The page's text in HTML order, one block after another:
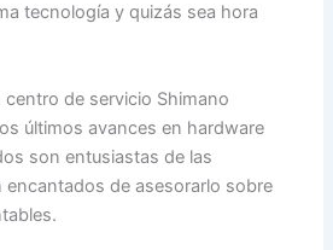
tecnología y quizás sea hora
de servicio Shimano
últimos avances en hardware
son entusiastas de las
encantados de asesorarlo sobre